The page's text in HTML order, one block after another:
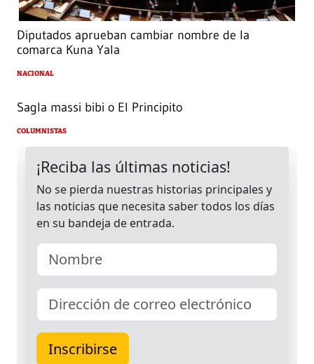
Diputados aprueban cambiar nombre de la
comarca Kuna Yala
NACIONAL
Sagla massi bibi o El Principito
COLUMNISTAS